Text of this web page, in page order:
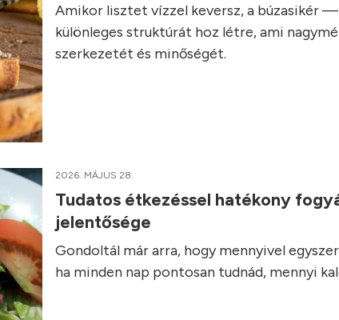
Amikor lisztet vízzel keversz, a búzasikér
különleges struktúrát hoz létre, ami
szerkezetét és minőségét.
2026. MÁJUS 28.
Tudatos étkezéssel hatékony
jelentősége
Gondoltál már arra, hogy mennyivel
ha minden nap pontosan tudnád, mennyi